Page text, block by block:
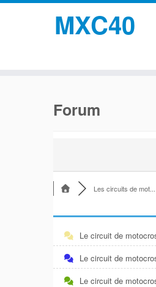
MXC40
Forum
Les circuits de mot...
Le circuit de
Le circuit de
Le circuit de